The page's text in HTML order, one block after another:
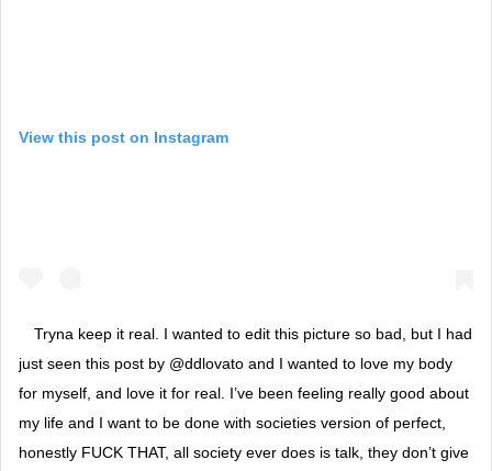
View this post on Instagram
Tryna keep it real. I wanted to edit this picture so bad, but I had
just seen this post by @ddlovato and I wanted to love my body
for myself, and love it for real. I’ve been feeling really good about
my life and I want to be done with societies version of perfect,
honestly FUCK THAT, all society ever does is talk, they don’t give